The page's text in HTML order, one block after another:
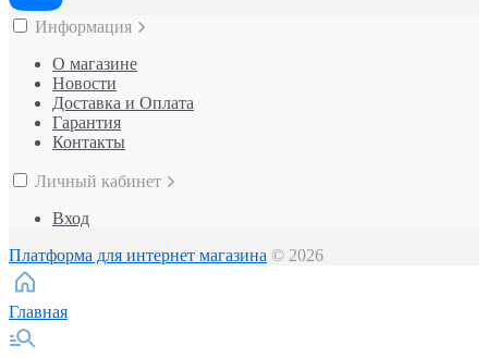
Информация
О магазине
Новости
Доставка и Оплата
Гарантия
Контакты
Личный кабинет
Вход
Платформа для интернет магазина © 2026
Главная